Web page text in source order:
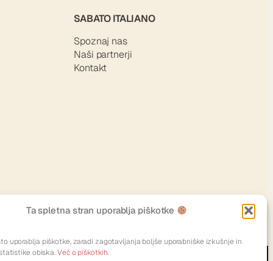
Ta spletna stran uporablja piškotke
uporablja piškotke, zaradi zagotavljanja boljše uporabniške izkušnje in
obiska.Več o piškotkih.
SABATO ITALIANO
Spoznaj nas
Naši partnerji
Kontakt